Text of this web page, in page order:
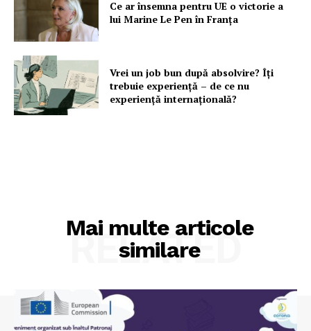
Ce ar însemna pentru UE o victorie a
lui Marine Le Pen în Franța
Vrei un job bun după absolvire? Îți
trebuie experiență – de ce nu
experiență internațională?
Mai multe articole
similare
RELATED